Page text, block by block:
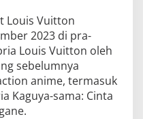
Louis Vuitton
2023 di pra-
Louis Vuitton oleh
sebelumnya
anime, termasuk
Kaguya-sama: Cinta